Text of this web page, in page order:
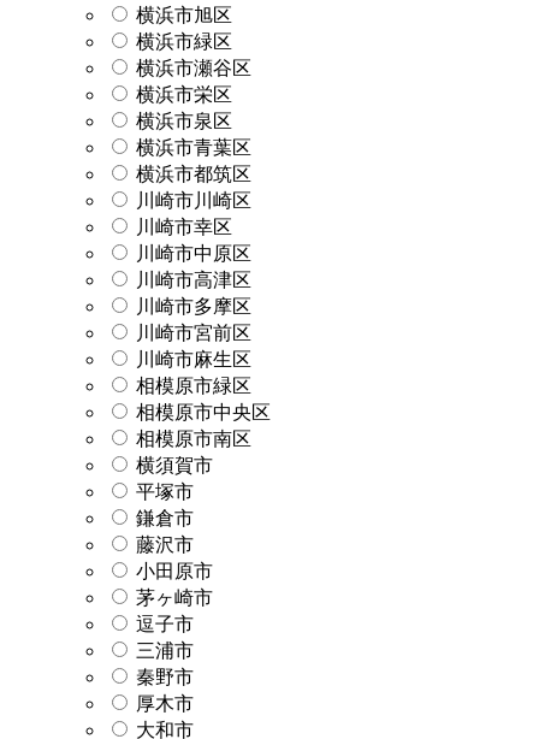
横浜市旭区
横浜市緑区
横浜市瀬谷区
横浜市栄区
横浜市泉区
横浜市青葉区
横浜市都筑区
川崎市川崎区
川崎市幸区
川崎市中原区
川崎市高津区
川崎市多摩区
川崎市宮前区
川崎市麻生区
相模原市緑区
相模原市中央区
相模原市南区
横須賀市
平塚市
鎌倉市
藤沢市
小田原市
茅ヶ崎市
逗子市
三浦市
秦野市
厚木市
大和市